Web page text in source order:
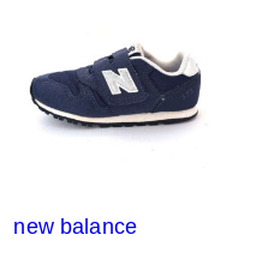
new balance